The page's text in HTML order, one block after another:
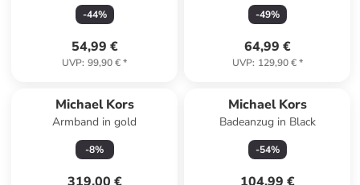
-44%
54,99 €
UVP: 99,90 €*
-49%
64,99 €
UVP: 129,90 €*
Michael Kors
Armband in gold
-8%
Michael Kors
Badeanzug in Black
-54%